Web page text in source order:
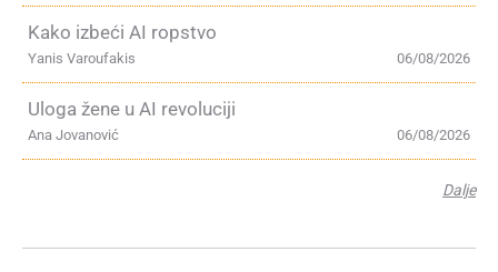
Kako izbeći AI ropstvo
06/08/2026
Yanis Varoufakis
Uloga žene u AI revoluciji
06/08/2026
Ana Jovanović
Dalje